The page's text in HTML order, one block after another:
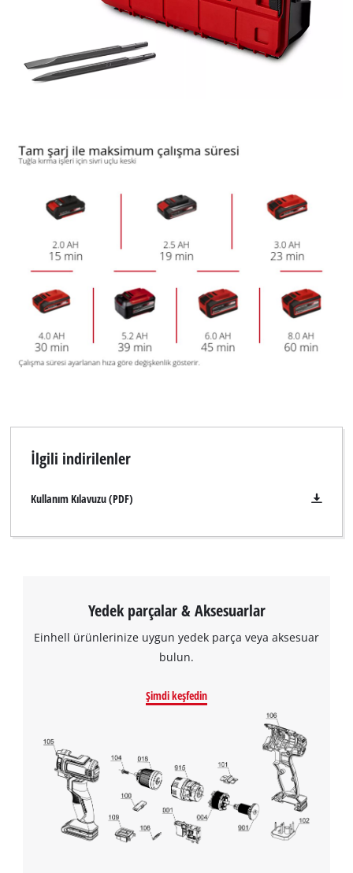
İlgili indirilenler
Kullanım Kılavuzu (PDF)
Yedek parçalar & Aksesuarlar
Einhell ürünlerinize uygun yedek parça veya aksesuar
bulun.
Şimdi keşfedin